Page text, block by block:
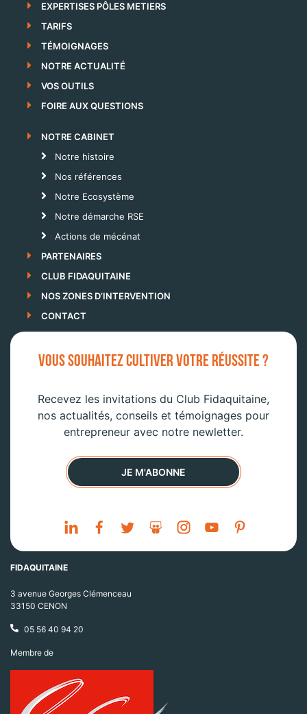
EXPERTISES PÔLES METIERS
TARIFS
TÉMOIGNAGES
NOTRE ACTUALITÉ
VOS OUTILS
FOIRE AUX QUESTIONS
NOTRE CABINET
Notre histoire
Nos références
Notre Ecosystème
Notre démarche RSE
Actions de mécénat
PARTENAIRES
CLUB FIDAQUITAINE
NOS ZONES D’INTERVENTION
CONTACT
VOUS SOUHAITEZ CULTIVER VOTRE RÉUSSITE ?
Recevez les invitations du Club Fidaquitaine,
nos actualités, conseils et témoignages pour
entrepreneur avec notre newletter.
JE M'ABONNE
FIDAQUITAINE
3 avenue Georges Clémenceau
33150 CENON
05 56 40 94 20
Membre de